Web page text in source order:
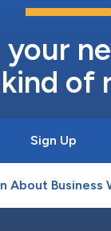
your
of
Sign Up
About Business